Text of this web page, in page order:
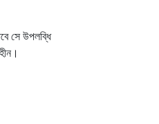
সে উপলব্ধি